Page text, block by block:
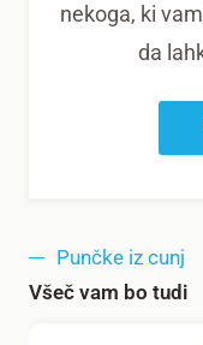
nekoga, ki
da
Punčke iz cunj
Všeč vam bo tudi